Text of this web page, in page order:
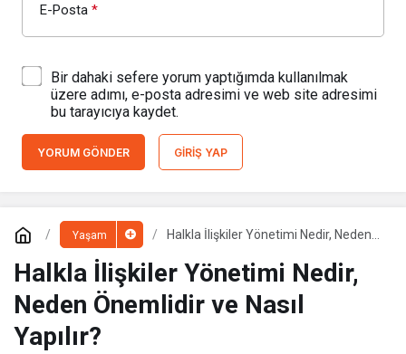
E-Posta *
Bir dahaki sefere yorum yaptığımda kullanılmak
üzere adımı, e-posta adresimi ve web site adresimi
bu tarayıcıya kaydet.
YORUM GÖNDER GIRIŞ YAP
Yaşam
Halkla İlişkiler Yönetimi Nedir, Neden
Halkla İlişkiler Yönetimi Nedir,
Neden Önemlidir ve Nasıl
Yapılır?